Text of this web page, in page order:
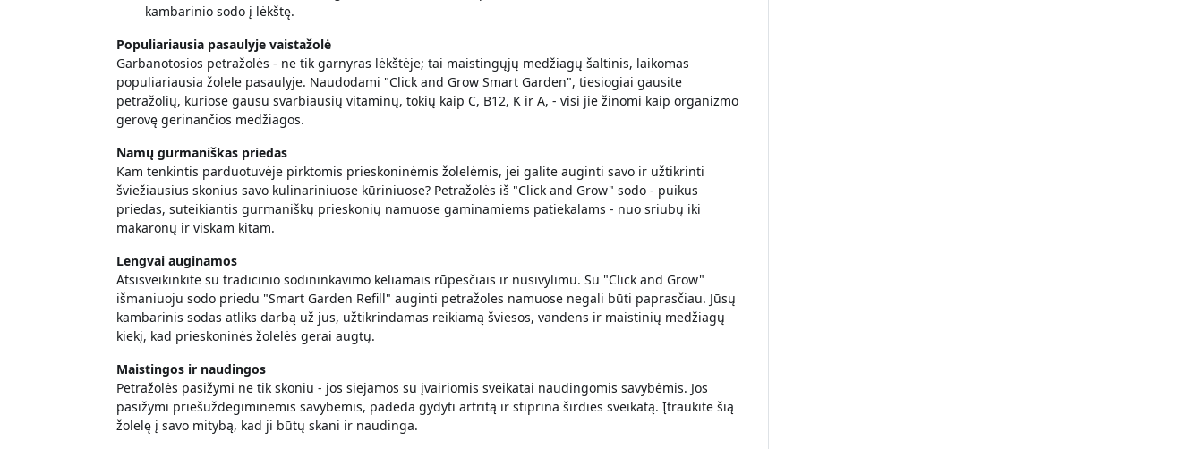
kambarinio sodo į lėkštę.
Populiariausia pasaulyje vaistažolė
Garbanotosios petražolės - ne tik garnyras lėkštėje; tai maistingųjų medžiagų šaltinis, laikomas
populiariausia žolele pasaulyje. Naudodami "Click and Grow Smart Garden", tiesiogiai gausite
petražolių, kuriose gausu svarbiausių vitaminų, tokių kaip C, B12, K ir A, - visi jie žinomi kaip organizmo
gerovę gerinančios medžiagos.
Namų gurmaniškas priedas
Kam tenkintis parduotuvėje pirktomis prieskoninėmis žolelėmis, jei galite auginti savo ir užtikrinti
šviežiausius skonius savo kulinariniuose kūriniuose? Petražolės iš "Click and Grow" sodo - puikus
priedas, suteikiantis gurmaniškų prieskonių namuose gaminamiems patiekalams - nuo sriubų iki
makaronų ir viskam kitam.
Lengvai auginamos
Atsisveikinkite su tradicinio sodininkavimo keliamais rūpesčiais ir nusivylimu. Su "Click and Grow"
išmaniuoju sodo priedu "Smart Garden Refill" auginti petražoles namuose negali būti paprasčiau. Jūsų
kambarinis sodas atliks darbą už jus, užtikrindamas reikiamą šviesos, vandens ir maistinių medžiagų
kiekį, kad prieskoninės žolelės gerai augtų.
Maistingos ir naudingos
Petražolės pasižymi ne tik skoniu - jos siejamos su įvairiomis sveikatai naudingomis savybėmis. Jos
pasižymi priešuždegiminėmis savybėmis, padeda gydyti artritą ir stiprina širdies sveikatą. Įtraukite šią
žolelę į savo mitybą, kad ji būtų skani ir naudinga.